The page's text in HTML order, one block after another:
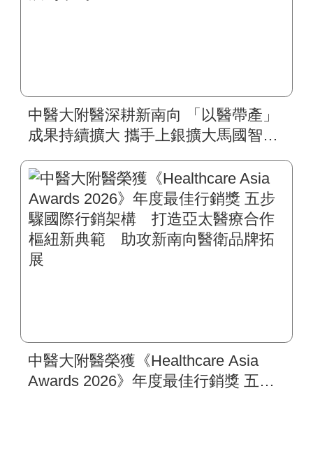
中醫大附醫深耕新南向 「以醫帶產」
成果持續擴大 攜手上銀擴大馬國智慧
東馬
中醫大附醫榮獲《Healthcare Asia
Awards 2026》年度最佳行銷獎 五步